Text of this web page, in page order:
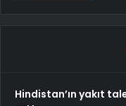
Hindistan’ın yakıt